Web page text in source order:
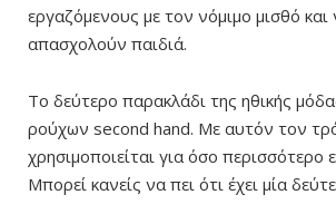
εργαζόμενους με τον νόμιμο μισθό και
απασχολούν παιδιά.
Το δεύτερο παρακλάδι της ηθικής
ρούχων second hand. Με αυτόν τον
χρησιμοποιείται για όσο περισσότερο
Μπορεί κανείς να πει ότι έχει μία